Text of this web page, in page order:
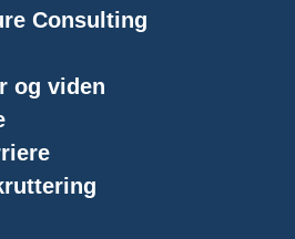
Consulting
og viden